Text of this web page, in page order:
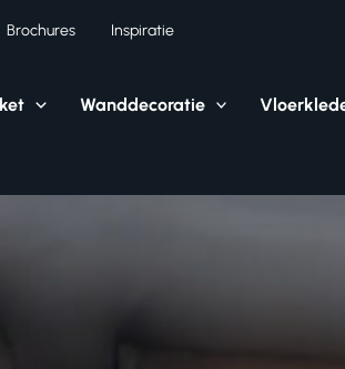
Brochures Inspiratie
Wanddecoratie